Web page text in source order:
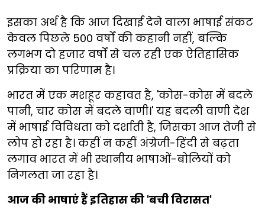
इसका अर्थ है कि आज दिखाई देने वाला भाषाई संकट
केवल पिछले 500 वर्षों की कहानी नहीं, बल्कि
लगभग दो हजार वर्षों से चल रही एक ऐतिहासिक
प्रक्रिया का परिणाम है।
भारत में एक मशहूर कहावत है, 'कोस-कोस में बदले
पानी, चार कोस में बदले वाणी।' यह बदली वाणी देश
में भाषाई विविधता को दर्शाती है, जिसका आज तेजी से
लोप हो रहा है। कहीं न कहीं अंग्रेजी-हिंदी से बढ़ता
लगाव भारत में भी स्थानीय भाषाओं-बोलियों को
निगलता जा रहा है।
आज की भाषाएं हैं इतिहास की 'बची विरासत'